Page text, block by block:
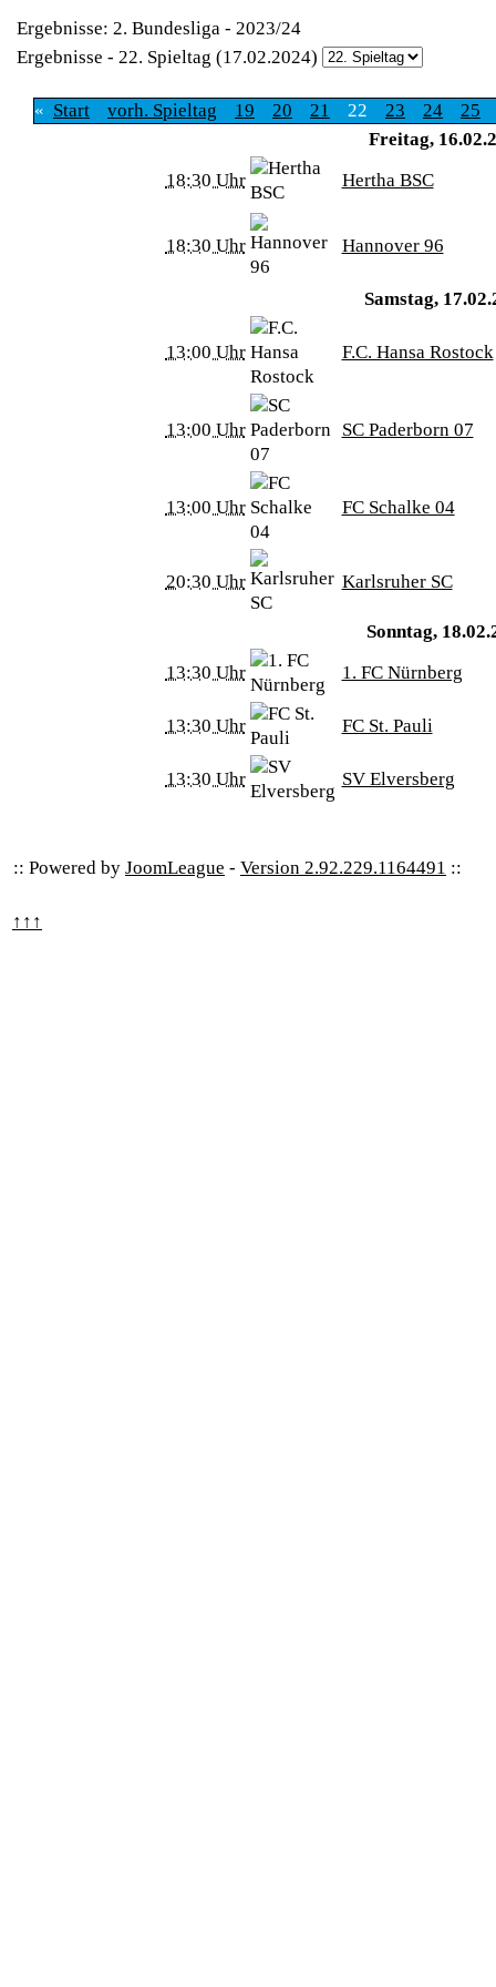
Ergebnisse: 2. Bundesliga - 2023/24
Ergebnisse - 22. Spieltag (17.02.2024)
« Start vorh. Spieltag 19 20 21 22 23 24
25
Freitag,
18:30 Uhr
Hertha BSC
18:30 Uhr Hannover 96
Samstag,
13:00 Uhr F.C. Hansa Rostock
13:00 Uhr SC Paderborn 07
13:00 Uhr FC Schalke 04
20:30 Uhr Karlsruher SC
Sonntag,
13:30 Uhr
1. FC Nürnberg
13:30 Uhr FC St. Pauli
13:30 Uhr SV Elversberg
:: Powered by JoomLeague - Version 2.92.229.1164491 ::
↑↑↑